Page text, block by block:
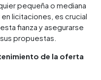
pequeña o mediana
licitaciones, es crucial
fianza y asegurarse
propuestas.
de la oferta